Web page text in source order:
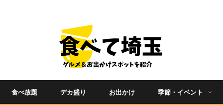
食べ放題 デカ盛り お出かけ 季節・イベント